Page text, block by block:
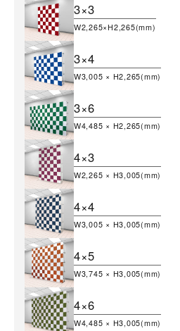
3×3
W2,265×H2,265(mm)
3×4
W3,005 × H2,265(mm)
3×6
W4,485 × H2,265(mm)
4×3
W2,265 × H3,005(mm)
4×4
W3,005 × H3,005(mm)
4×5
W3,745 × H3,005(mm)
4×6
W4,485 × H3,005(mm)